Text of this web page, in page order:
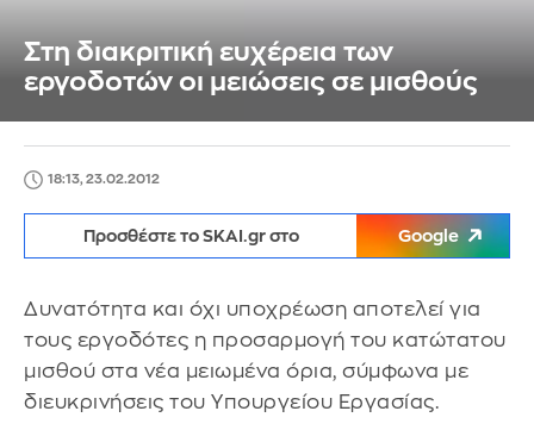
Στη διακριτική ευχέρεια των
εργοδοτών οι μειώσεις σε μισθούς
18:13, 23.02.2012
Προσθέστε το SKAI.gr στο Google
Δυνατότητα και όχι υποχρέωση αποτελεί για
τους εργοδότες η προσαρμογή του κατώτατου
μισθού στα νέα μειωμένα όρια, σύμφωνα με
διευκρινήσεις του Υπουργείου Εργασίας.